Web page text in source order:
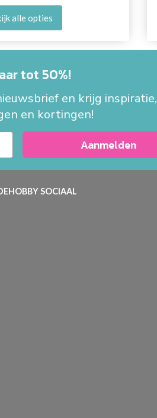
alle opties
tot 50%!
en krijg inspiratie,
en kortingen!
Aanmelden
SOCIAAL